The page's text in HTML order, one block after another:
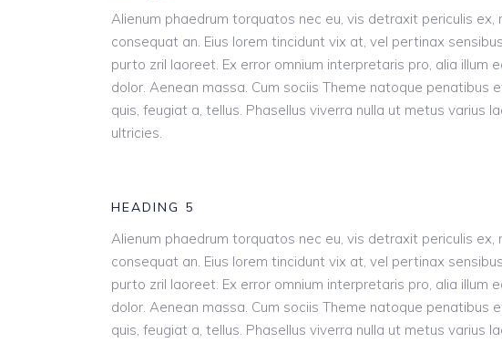
Alienum phaedrum torquatos nec eu, vis detraxit periculis ex,
consequat an. Eius lorem tincidunt vix at, vel pertinax
purto zril laoreet. Ex error omnium interpretaris pro, alia
dolor. Aenean massa. Cum sociis Theme natoque penatibus
quis, feugiat a, tellus. Phasellus viverra nulla ut metus varius
ultricies.
HEADING 5
Alienum phaedrum torquatos nec eu, vis detraxit periculis ex,
consequat an. Eius lorem tincidunt vix at, vel pertinax
purto zril laoreet. Ex error omnium interpretaris pro, alia
dolor. Aenean massa. Cum sociis Theme natoque penatibus
quis, feugiat a, tellus. Phasellus viverra nulla ut metus varius